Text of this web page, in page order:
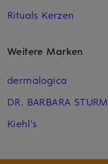
Rituals Kerzen
Weitere Marken
dermalogica
DR. BARBARA STURM
Kiehl's